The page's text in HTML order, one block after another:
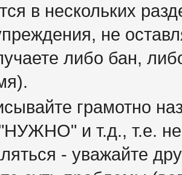
в нескольких
не
либо бан,
грамотно
и т.д., т.е.
- уважайте